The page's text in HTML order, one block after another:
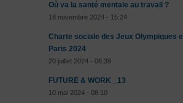
Où va la santé mentale au travail ?
18 novembre 2024 - 15:24
Charte sociale des Jeux Olympiques
Paris 2024
20 juillet 2024 - 06:39
FUTURE & WORK _13
10 mai 2024 - 08:10